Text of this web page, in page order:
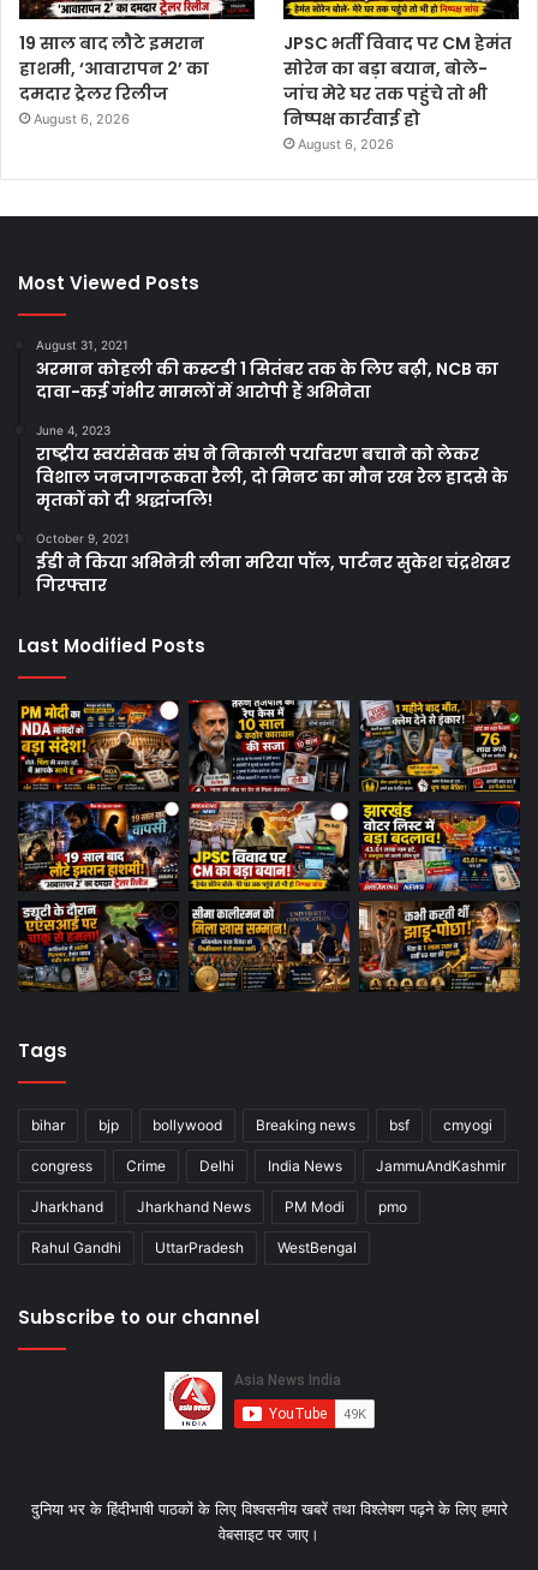
19 साल बाद लौटे इमरान
हाशमी, ‘आवारापन 2’ का
दमदार ट्रेलर रिलीज
August 6, 2026
JPSC भर्ती विवाद पर CM हेमंत
सोरेन का बड़ा बयान, बोले-
जांच मेरे घर तक पहुंचे तो भी
निष्पक्ष कार्रवाई हो
August 6, 2026
Most Viewed Posts
August 31, 2021
अरमान कोहली की कस्टडी 1 सितंबर तक के लिए बढ़ी, NCB का
दावा-कई गंभीर मामलों में आरोपी हैं अभिनेता
June 4, 2023
राष्ट्रीय स्वयंसेवक संघ ने निकाली पर्यावरण बचाने को लेकर
विशाल जनजागरूकता रैली, दो मिनट का मौन रख रेल हादसे के
मृतकों को दी श्रद्धांजलि!
October 9, 2021
ईडी ने किया अभिनेत्री लीना मरिया पॉल, पार्टनर सुकेश चंद्रशेखर
गिरफ्तार
Last Modified Posts
Tags
bihar bjp bollywood Breaking news bsf cmyogi
congress Crime Delhi India News JammuAndKashmir
Jharkhand Jharkhand News PM Modi pmo
Rahul Gandhi UttarPradesh WestBengal
Subscribe to our channel
दुनिया भर के हिंदीभाषी पाठकों के लिए विश्‍वसनीय खबरें तथा विश्लेषण पढ़ने के लिए हमारे
वेबसाइट पर जाए।